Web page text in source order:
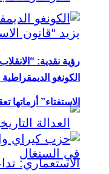
رؤية نقدية:
الكونغو
الاستفتاء” أزماتها